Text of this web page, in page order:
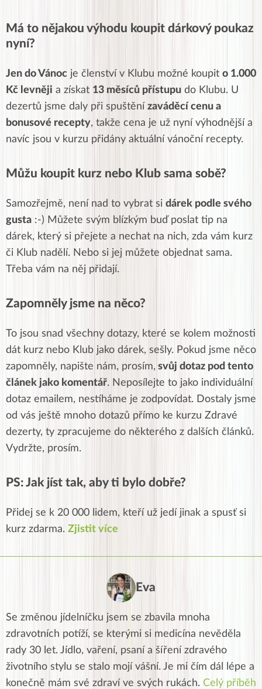
Má to nějakou výhodu koupit dárkový poukaz
nyní?
Jen do Vánoc je členství v Klubu možné koupit o 1.000
Kč levněji a získat 13 měsíců přístupu do Klubu. U
dezertů jsme daly při spuštění zaváděcí cenu a
bonusové recepty, takže cena je už nyní výhodnější a
navíc jsou v kurzu přidány aktuální vánoční recepty.
Můžu koupit kurz nebo Klub sama sobě?
Samozřejmě, není nad to vybrat si dárek podle svého
gusta :-) Můžete svým blízkým buď poslat tip na
dárek, který si přejete a nechat na nich, zda vám kurz
či Klub nadělí. Nebo si jej můžete objednat sama.
Třeba vám na něj přidají.
Zapomněly jsme na něco?
To jsou snad všechny dotazy, které se kolem možnosti
dát kurz nebo Klub jako dárek, sešly. Pokud jsme něco
zapomněly, napište nám, prosím, svůj dotaz pod tento
článek jako komentář. Neposílejte to jako individuální
dotaz emailem, nestíháme je zodpovídat. Dostaly jsme
od vás ještě mnoho dotazů přímo ke kurzu Zdravé
dezerty, ty zpracujeme do některého z dalších článků.
Vydržte, prosím.
PS: Jak jíst tak, aby ti bylo dobře?
Přidej se k 20 000 lidem, kteří už jedí jinak a spusť si
kurz zdarma. Zjistit více
Eva
Se změnou jídelníčku jsem se zbavila mnoha
zdravotních potíží, se kterými si medicína nevěděla
rady 30 let. Jídlo, vaření, psaní a šíření zdravého
životního stylu se stalo mojí vášní. Je mi čím dál lépe a
konečně mám své zdraví ve svých rukách. Celý příběh